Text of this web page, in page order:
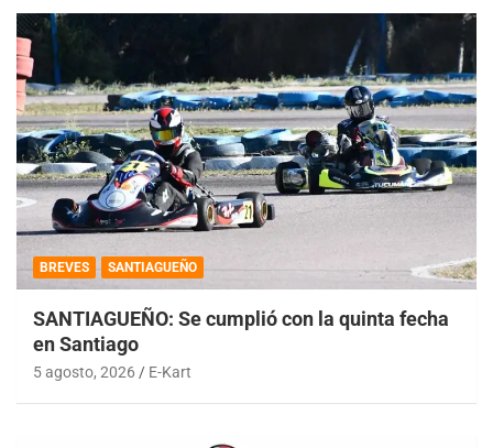
BREVES SANTIAGUEÑO
SANTIAGUEÑO: Se cumplió con la quinta fecha
en Santiago
5 agosto, 2026 E-Kart